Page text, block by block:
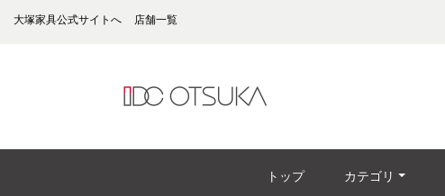
大塚家具公式サイトへ 店舗一覧
トップ カテゴリ